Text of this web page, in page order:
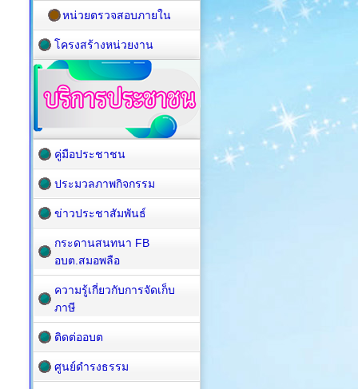
หน่วยตรวจสอบภายใน
โครงสร้างหน่วยงาน
คู่มือประชาชน
ประมวลภาพกิจกรรม
ข่าวประชาสัมพันธ์
กระดานสนทนา FB
อบต.สมอพลือ
ความรู้เกี่ยวกับการจัดเก็บ
ภาษี
ติดต่ออบต
ศูนย์ดำรงธรรม